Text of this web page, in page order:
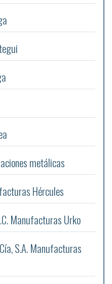
metálicas
Hércules
Manufacturas Urko
S.A. Manufacturas